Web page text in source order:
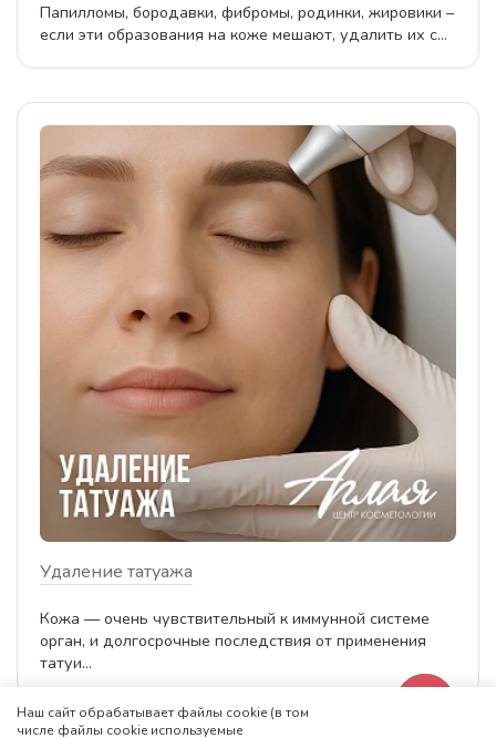
Папилломы, бородавки, фибромы, родинки, жировики –
если эти образования на коже мешают, удалить их с...
Удаление татуажа
Кожа — очень чувствительный к иммунной системе
орган, и долгосрочные последствия от применения
татуи...
Наш сайт обрабатывает файлы cookie (в том
числе файлы cookie используемые